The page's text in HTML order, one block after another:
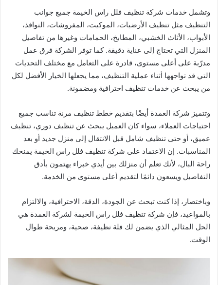
وتشمل خدمات شركة تنظيف فلل راس الخيمة جميع جوانب
التنظيف مثل تنظيف الأرضيات، الموكيت، المفروشات، النوافذ،
الأبواب، الأثاث الخشبي، المطابخ، الحمامات وغيرها من تفاصيل
المنزل التي تحتاج إلى عناية دقيقة. كما توفر الشركة فرق عمل
مدرّبة على أعلى مستوى، قادرة على التعامل مع مختلف التحديات
التي قد تواجهها أثناء عملية التنظيف، مما يجعلها الخيار الأفضل لكل
من يبحث عن خدمات تنظيف احترافية ومضمونة.
وتتميز شركة العمدة أيضًا بتقديم خطط تنظيف مرنة تناسب جميع
احتياجات العملاء، سواء كان العميل يبحث عن تنظيف دوري، تنظيف
عميق، أو حتى تنظيف شامل قبل الانتقال إلى منزل جديد أو بعد
المناسبات. إن الاعتماد على شركة تنظيف فلل راس الخيمة يمنحك
راحة البال، لأنك تعلم أن منزلك بين أيدي خبراء يهتمون بأدق
التفاصيل ويسعون دائمًا لتقديم أعلى مستوى من الخدمة.
وباختصار، إذا كنت تبحث عن الجودة، الدقة، الاحترافية، والالتزام
بالمواعيد، فإن شركة تنظيف فلل راس الخيمة لشركة العمدة هي
الحل المثالي الذي يضمن لك فلة نظيفة، صحية، ومريحة طوال
الوقت.